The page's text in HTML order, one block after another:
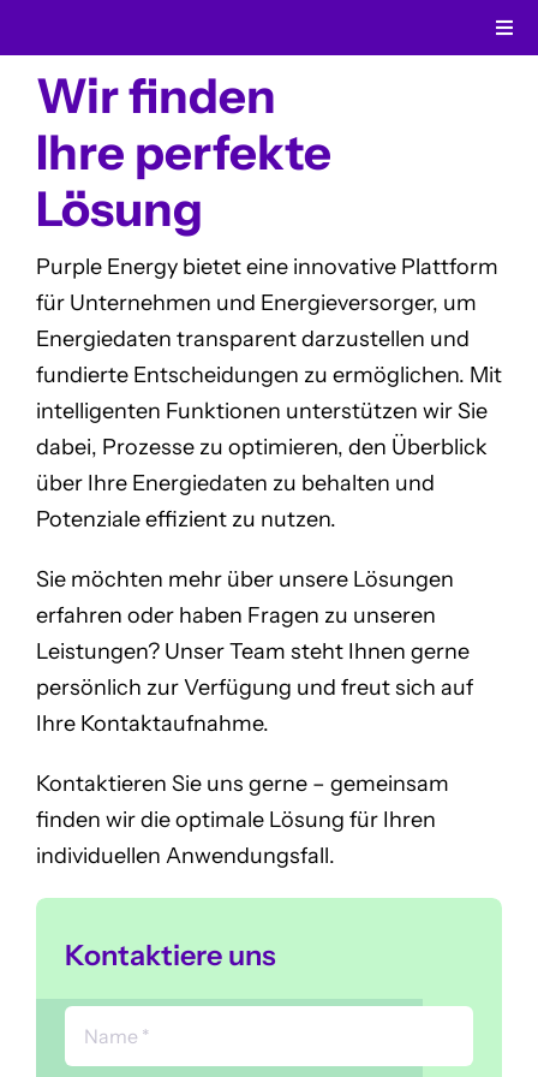
to
contentWir finden
Ihre perfekte
Lösung
Purple Energy bietet eine innovative Plattform
für Unternehmen und Energieversorger, um
Energiedaten transparent darzustellen und
fundierte Entscheidungen zu ermöglichen. Mit
intelligenten Funktionen unterstützen wir Sie
dabei, Prozesse zu optimieren, den Überblick
über Ihre Energiedaten zu behalten und
Potenziale effizient zu nutzen.
Sie möchten mehr über unsere Lösungen
erfahren oder haben Fragen zu unseren
Leistungen? Unser Team steht Ihnen gerne
persönlich zur Verfügung und freut sich auf
Ihre Kontaktaufnahme.
Kontaktieren Sie uns gerne – gemeinsam
finden wir die optimale Lösung für Ihren
individuellen Anwendungsfall.
Kontaktiere uns